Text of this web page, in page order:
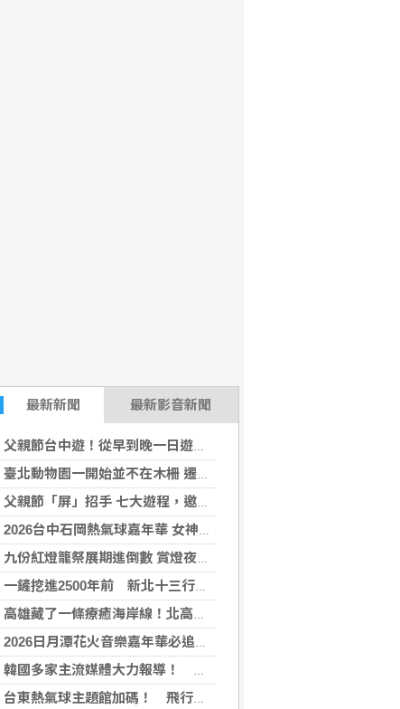
最新新聞 最新影音新聞
父親節台中遊！從早到晚一日遊行程推薦，美食、美景一次滿足！
臺北動物園一開始並不在木柵 遷園40周年之際，舉辧「與象同在、迎象未來」特展！
父親節「屏」招手 七大遊程，邀您陪爸爸一起過節「趣」！
2026台中石岡熱氣球嘉年華 女神台東天后宮媽祖以熱氣球造型、李多慧一起加持助陣
九份紅燈籠祭展期進倒數 賞燈夜遊解謎集章「趣」！
一鏟挖進2500年前 新北十三行博物館推出限定考古之旅
高雄藏了一條療癒海岸線！北高漁村秘境一次收藏 限定行程搶先預約
2026日月潭花火音樂嘉年華必追！ 三場煙火秀點亮湖畔一路嗨到11月
韓國多家主流媒體大力報導！ 台中魅力躍上國際掀話題
台東熱氣球主題館加碼！ 飛行員親授飛行小學堂免費報名